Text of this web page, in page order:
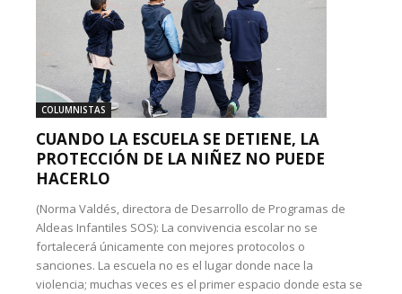
COLUMNISTAS
CUANDO LA ESCUELA SE DETIENE, LA
PROTECCIÓN DE LA NIÑEZ NO PUEDE
HACERLO
(Norma Valdés, directora de Desarrollo de Programas de
Aldeas Infantiles SOS): La convivencia escolar no se
fortalecerá únicamente con mejores protocolos o
sanciones. La escuela no es el lugar donde nace la
violencia; muchas veces es el primer espacio donde esta se